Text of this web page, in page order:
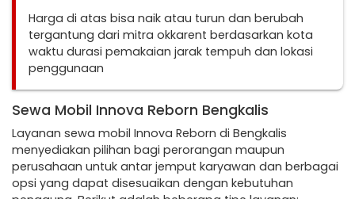
Harga di atas bisa naik atau turun dan berubah
tergantung dari mitra okkarent berdasarkan kota
waktu durasi pemakaian jarak tempuh dan lokasi
penggunaan
Sewa Mobil Innova Reborn Bengkalis
Layanan sewa mobil Innova Reborn di Bengkalis
menyediakan pilihan bagi perorangan maupun
perusahaan untuk antar jemput karyawan dan berbagai
opsi yang dapat disesuaikan dengan kebutuhan